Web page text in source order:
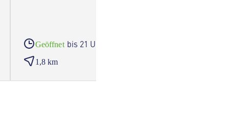
Geöffnet bis 21 Uhr
1,8 km